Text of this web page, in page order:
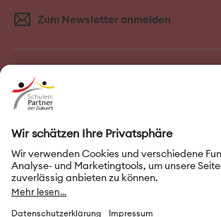
Zum Newsletter anmelden
FAQ–Häufige Fragen Kontakt
Nutzungsbedingungen
Datenschutz
Privatsphäre-Einstellungen